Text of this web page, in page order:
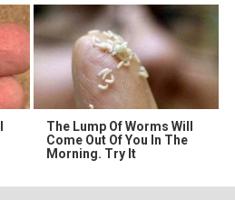
The Lump Of Worms Will
Come Out Of You In The
Morning. Try It